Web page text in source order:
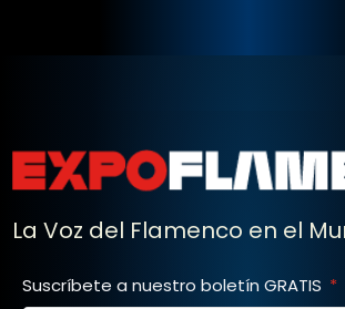
La Voz del Flamenco en el
Suscríbete a nuestro boletín GRATIS